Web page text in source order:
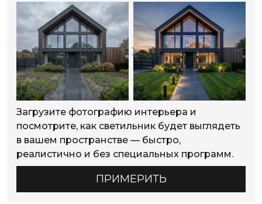
Загрузите фотографию интерьера и
посмотрите, как светильник будет выглядеть
в вашем пространстве — быстро,
реалистично и без специальных программ.
ПРИМЕРИТЬ